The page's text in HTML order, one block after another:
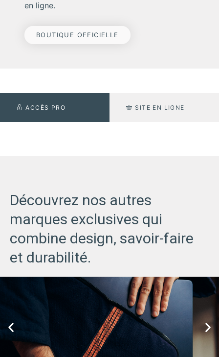
en ligne.
BOUTIQUE OFFICIELLE
ACCÈS PRO SITE EN LIGNE
Découvrez nos autres
marques exclusives qui
combine design, savoir-faire
et durabilité.